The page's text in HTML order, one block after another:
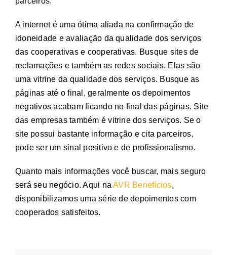
A internet é uma ótima aliada na confirmação de
idoneidade e avaliação da qualidade dos serviços
das cooperativas e cooperativas. Busque sites de
reclamações e também as redes sociais. Elas são
uma vitrine da qualidade dos serviços. Busque as
páginas até o final, geralmente os depoimentos
negativos acabam ficando no final das páginas. Site
das empresas também é vitrine dos serviços. Se o
site possui bastante informação e cita parceiros,
pode ser um sinal positivo e de profissionalismo.
Quanto mais informações você buscar, mais seguro
será seu negócio. Aqui naAVR Benefícios,
disponibilizamos uma série de depoimentos com
cooperados satisfeitos.